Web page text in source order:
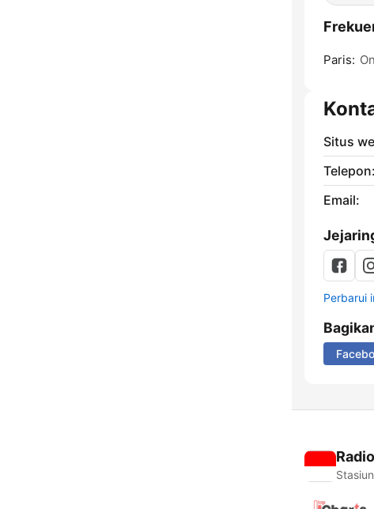
Paris:
Situs
Telepon:
Email:
Perbarui